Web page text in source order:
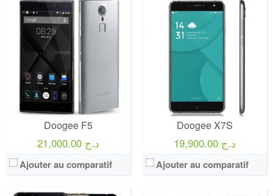
Doogee F5
21,000.00 د.ج
Ajouter au comparatif
Doogee X7S
19,900.00 د.ج
Ajouter au comparatif